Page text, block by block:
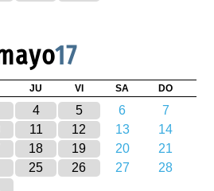
17
JU VI SA DO
4 5 6
7
11 12 13
14
18 19 20
21
25 26 27
28